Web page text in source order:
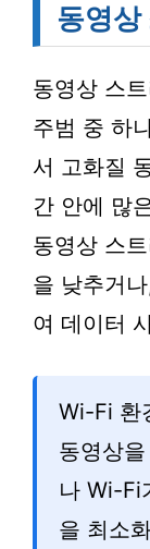
동영상
동영상 스
주범 중 하
서 고화질
간 안에 많
동영상 스
을 낮추거
여 데이터
Wi-Fi 환
동영상
나 Wi-Fi
을 최소